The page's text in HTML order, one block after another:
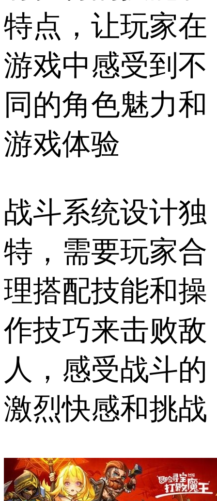
特点，让玩家在
游戏中感受到不
同的角色魅力和
游戏体验
战斗系统设计独
特，需要玩家合
理搭配技能和操
作技巧来击败敌
人，感受战斗的
激烈快感和挑战